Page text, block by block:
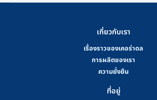
เกี่ยวกับเรา
เรื่องราวของเคอร่าดล
การผลิตของเรา
ความยั่งยืน
ที่อยู่